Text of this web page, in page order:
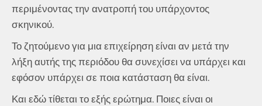
περιμένοντας την ανατροπή του υπάρχοντος
σκηνικού.
Το ζητούμενο για μια επιχείρηση είναι αν μετά την
λήξη αυτής της περιόδου θα συνεχίσει να υπάρχει και
εφόσον υπάρχει σε ποια κατάσταση θα είναι.
Και εδώ τίθεται το εξής ερώτημα. Ποιες είναι οι